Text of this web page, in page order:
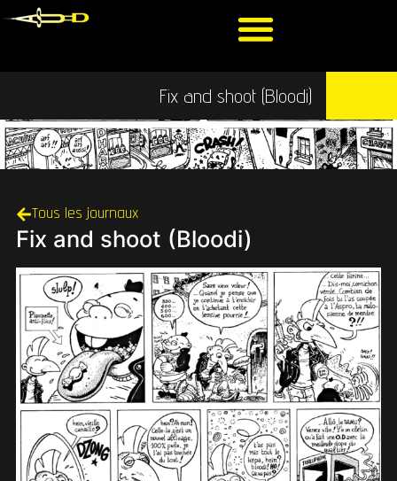
Fix and shoot (Bloodi)
Tous les journaux
Fix and shoot (Bloodi)